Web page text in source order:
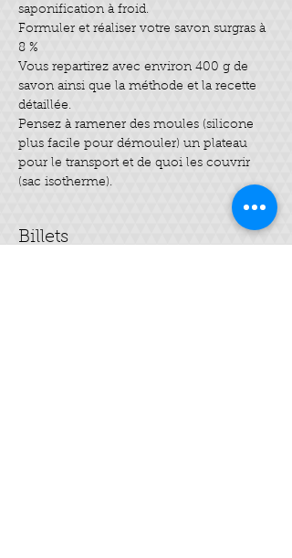
saponification à froid.
Formuler et réaliser votre savon surgras à
8 %
Vous repartirez avec environ 400 g de
savon ainsi que la méthode et la recette
détaillée.
Pensez à ramener des moules (silicone
plus facile pour démouler) un plateau
pour le transport et de quoi les couvrir
(sac isotherme).
Billets